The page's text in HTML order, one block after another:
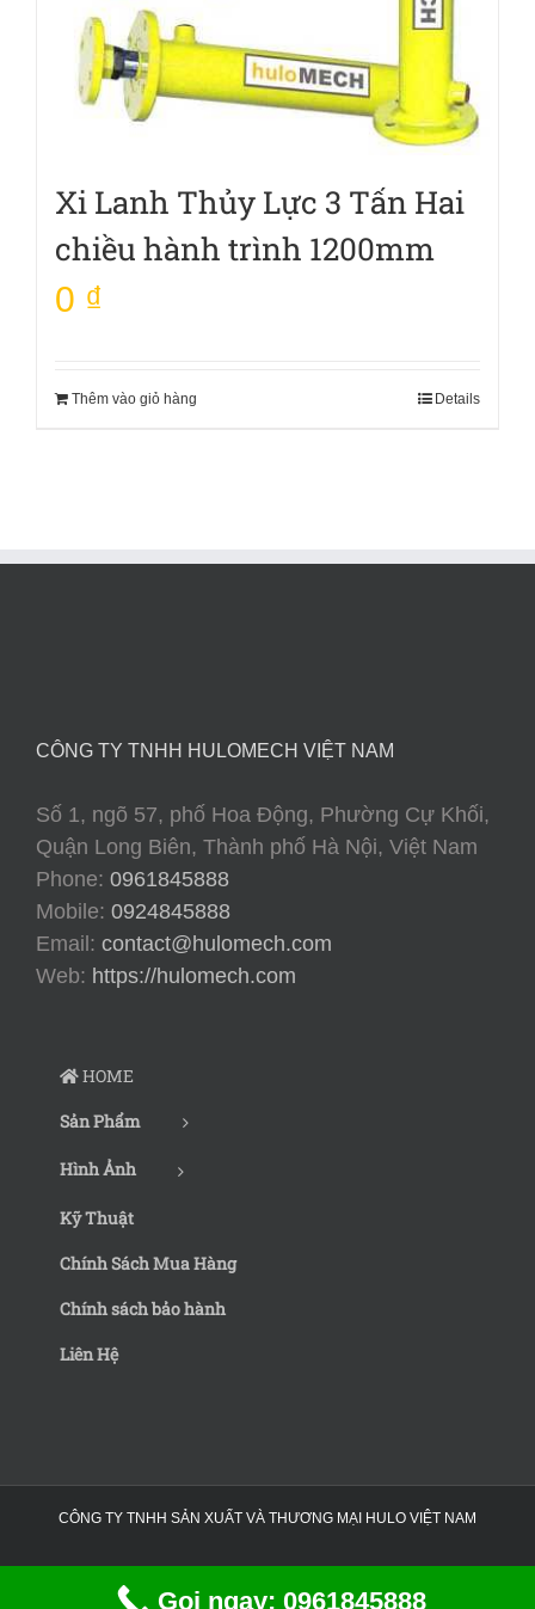
Xi Lanh Thủy Lực 3 Tấn Hai
chiều hành trình 1200mm
0 ₫
Thêm vào giỏ hàng Details
CÔNG TY TNHH HULOMECH VIỆT NAM
Số 1, ngõ 57, phố Hoa Động, Phường Cự Khối,
Quận Long Biên, Thành phố Hà Nội, Việt Nam
Phone: 0961845888
Mobile: 0924845888
Email: contact@hulomech.com
Web: https://hulomech.com
HOME
Sản Phẩm
Hình Ảnh
Kỹ Thuật
Chính Sách Mua Hàng
Chính sách bảo hành
Liên Hệ
CÔNG TY TNHH SẢN XUẤT VÀ THƯƠNG MẠI HULO VIỆT NAM
Gọi ngay: 0961845888